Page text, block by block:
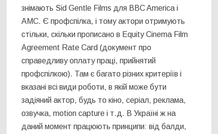
знімають Sid Gentle Films для BBC America і
AMC. Є профспілка, і тому актори отримують
стільки, скільки прописано в Equity Cinema Film
Agreement Rate Card (документ про
справедливу оплату праці, прийнятий
профспілкою). Там є багато різних критеріїв і
вказані всі види роботи, в якій може бути
задіяний актор, будь то кіно, серіал, реклама,
озвучка, motion capture і т.д. В Україні ж на
даний момент працюють принципи: від балди,